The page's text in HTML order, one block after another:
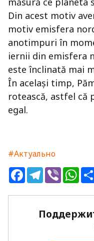
Din acest motiv
motiv emisfera
anotimpuri în
iernii din emisfera
este înclinată mai
În același timp,
rotească, astfel că
egal.
#Актуально
FacebookTelegram
Viber